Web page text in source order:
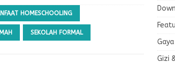
HOMESCHOOLING
SEKOLAH FORMAL
Gizi